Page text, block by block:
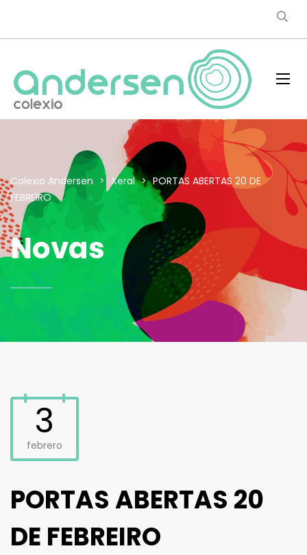
Colexio Andersen > Xeral > PORTAS ABERTAS 20 DE
FEBREIRO
Novas
3
febrero
PORTAS ABERTAS 20
DE FEBREIRO